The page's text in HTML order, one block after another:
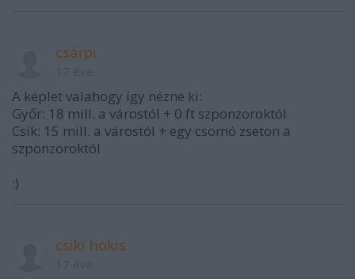
csárpi
A képlet valahogy így nézne ki:
Győr: 18 mill. a várostól + 0 ft szponzoroktól
Csík: 15 mill. a várostól + egy csomó zseton a
szponzoroktól
:)
csiki hokis